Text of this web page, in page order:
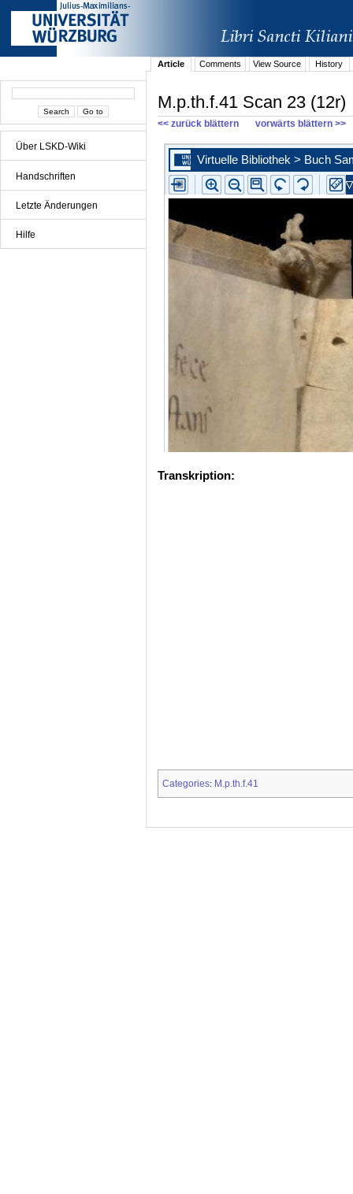
Über LSKD-Wiki
Handschriften
Letzte Änderungen
Hilfe
Article Comments View Source History
M.p.th.f.41 Scan 23 (12r)
<< zurück blättern vorwärts blättern >>
Transkription:
Categories: M.p.th.f.41